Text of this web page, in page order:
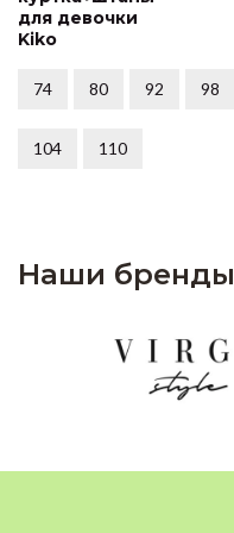
для девочки
Kiko
74 80 92 98
104 110
Наши бренды